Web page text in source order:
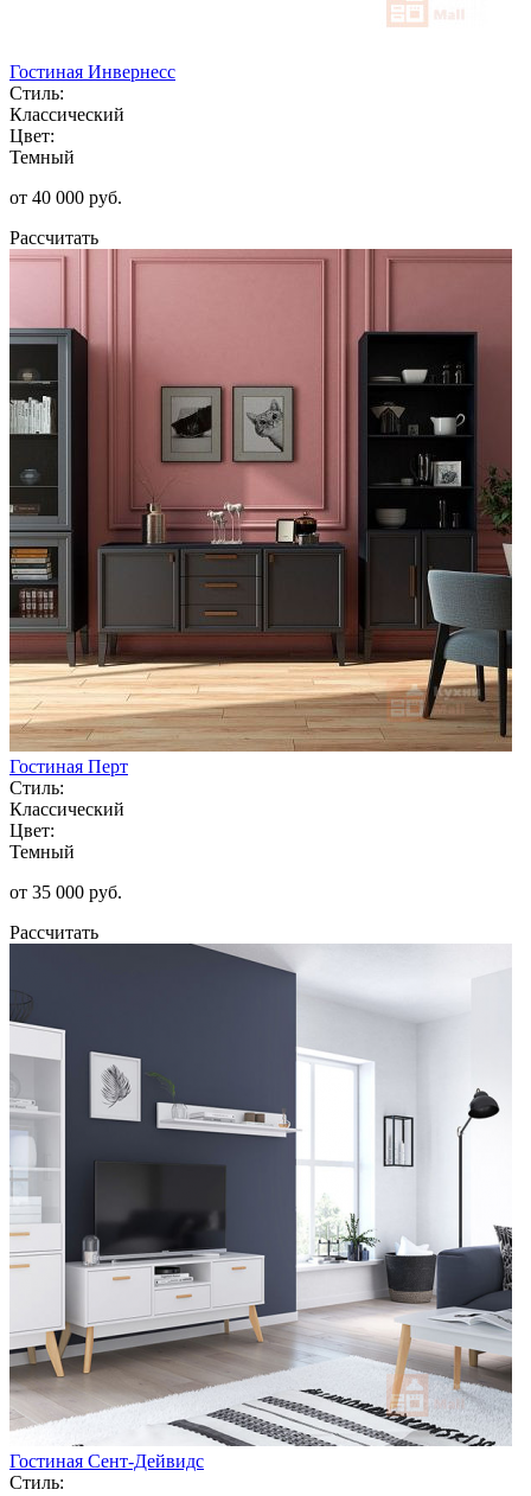
Гостиная Инвернесс
Стиль:
Классический
Цвет:
Темный
от 40 000 руб.
Рассчитать
Гостиная Перт
Стиль:
Классический
Цвет:
Темный
от 35 000 руб.
Рассчитать
Гостиная Сент-Дейвидс
Стиль: